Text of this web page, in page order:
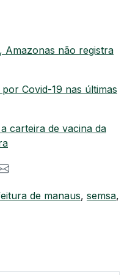
Amazonas não registra
Covid-19 nas últimas
carteira de vacina da
de manaus, semsa,